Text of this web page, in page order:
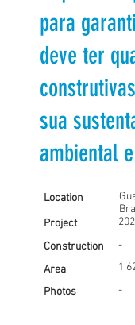
para
deve ter
sua
ambiental
Location
Project
Construction
-
Area
Photos
-